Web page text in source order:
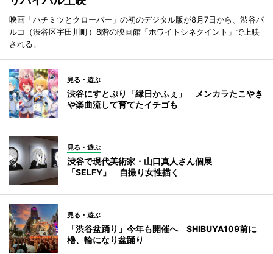
映画「ハチミツとクローバー」の初のデジタル版が8月7日から、渋谷パ
ルコ（渋谷区宇田川町）8階の映画館「ホワイトシネクイント」で上映
される。
見る・遊ぶ
渋谷にすとぷり「縁日かふぇ」 メンカラたこやき
や楽曲流して育てたイチゴも
見る・遊ぶ
渋谷で現代美術家・山口真人さん個展
「SELFY」 自撮り女性描く
見る・遊ぶ
「渋谷盆踊り」今年も開催へ SHIBUYA109前に
櫓、輪になり盆踊り